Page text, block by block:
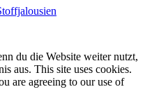
du die Website weiter nutzt,
aus. This site uses cookies.
are agreeing to our use of